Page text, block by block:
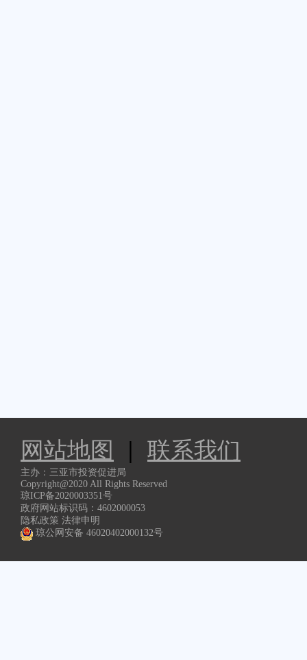
网站地图 | 联系我们
主办：三亚市投资促进局
Copyright@2020 All Rights Reserved
琼ICP备2020003351号
政府网站标识码：4602000053
隐私政策 法律申明
琼公网安备 46020402000132号